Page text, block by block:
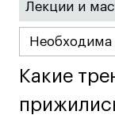
дверей
дверей
События
События
Истории
Истории
Работы
Работы
Лекции и
Необходима
Какие
Какие